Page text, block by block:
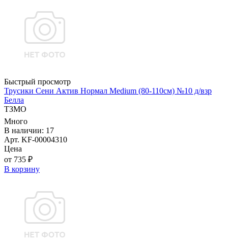
Быстрый просмотр
Трусики Сени Актив Нормал Medium (80-110см) №10 д/взр
Белла
ТЗМО
Много
В наличии: 17
Арт. KF-00004310
Цена
от 735 ₽
В корзину